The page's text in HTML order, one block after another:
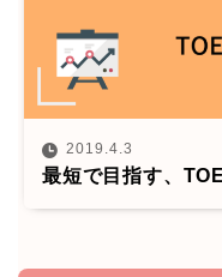
2019.4.3
最短で目指す、